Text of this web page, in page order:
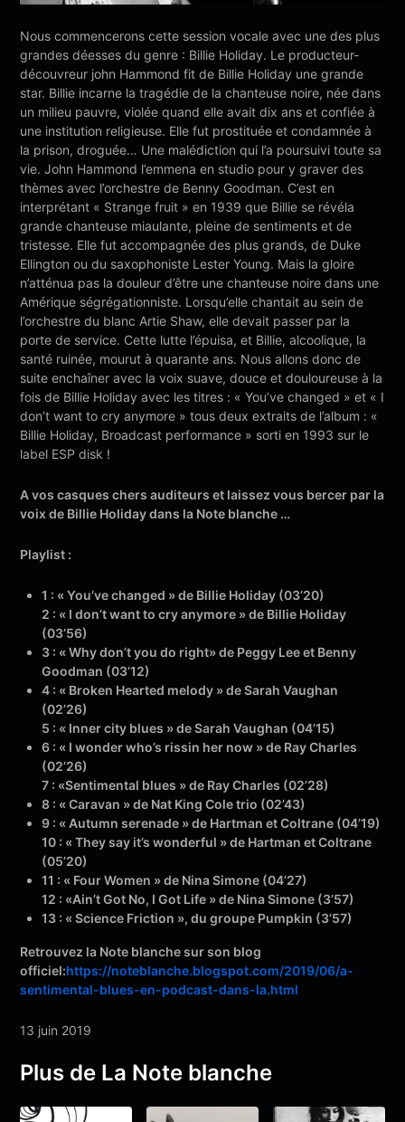
Nous commencerons cette session vocale avec une des plus
grandes déesses du genre : Billie Holiday. Le producteur-
découvreur john Hammond fit de Billie Holiday une grande
star. Billie incarne la tragédie de la chanteuse noire, née dans
un milieu pauvre, violée quand elle avait dix ans et confiée à
une institution religieuse. Elle fut prostituée et condamnée à
la prison, droguée… Une malédiction qui l’a poursuivi toute sa
vie. John Hammond l’emmena en studio pour y graver des
thèmes avec l’orchestre de Benny Goodman. C’est en
interprétant « Strange fruit » en 1939 que Billie se révéla
grande chanteuse miaulante, pleine de sentiments et de
tristesse. Elle fut accompagnée des plus grands, de Duke
Ellington ou du saxophoniste Lester Young. Mais la gloire
n’atténua pas la douleur d’être une chanteuse noire dans une
Amérique ségrégationniste. Lorsqu’elle chantait au sein de
l’orchestre du blanc Artie Shaw, elle devait passer par la
porte de service. Cette lutte l’épuisa, et Billie, alcoolique, la
santé ruinée, mourut à quarante ans. Nous allons donc de
suite enchaîner avec la voix suave, douce et douloureuse à la
fois de Billie Holiday avec les titres : « You’ve changed » et « I
don’t want to cry anymore » tous deux extraits de l’album : «
Billie Holiday, Broadcast performance » sorti en 1993 sur le
label ESP disk !
A vos casques chers auditeurs et laissez vous bercer par la
voix de Billie Holiday dans la Note blanche …
Playlist :
1 : « You’ve changed » de Billie Holiday (03’20)
2 : « I don’t want to cry anymore » de Billie Holiday
(03’56)
3 : « Why don’t you do right» de Peggy Lee et Benny
Goodman (03’12)
4 : « Broken Hearted melody » de Sarah Vaughan
(02’26)
5 : « Inner city blues » de Sarah Vaughan (04’15)
6 : « I wonder who’s rissin her now » de Ray Charles
(02’26)
7 : «Sentimental blues » de Ray Charles (02’28)
8 : « Caravan » de Nat King Cole trio (02’43)
9 : « Autumn serenade » de Hartman et Coltrane (04’19)
10 : « They say it’s wonderful » de Hartman et Coltrane
(05’20)
11 : « Four Women » de Nina Simone (04’27)
12 : «Ain’t Got No, I Got Life » de Nina Simone (3’57)
13 : « Science Friction », du groupe Pumpkin (3’57)
Retrouvez la Note blanche sur son blog
officiel:https://noteblanche.blogspot.com/2019/06/a-
sentimental-blues-en-podcast-dans-la.html
13 juin 2019
Plus de La Note blanche